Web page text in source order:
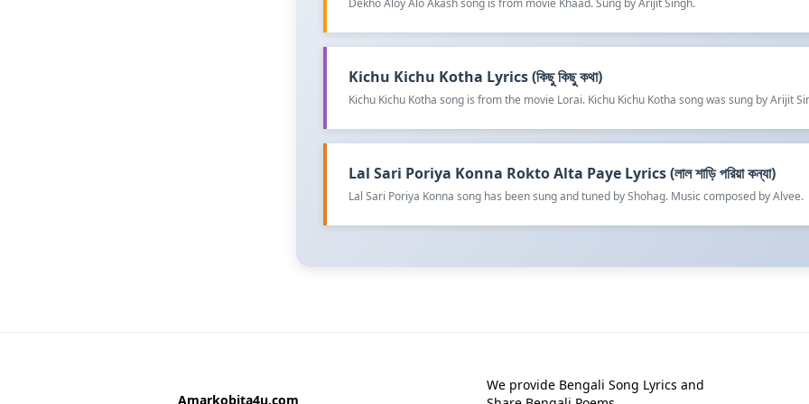
Kichu Kichu Kotha Lyrics (কিছু কিছু কথা)
Kichu Kichu Kotha song is from the movie Lorai. Kichu Kichu Kotha song was sung by Arijit
Lal Sari Poriya Konna Rokto Alta Paye Lyrics (লাল শাড়ি পরিয়া কন্যা)
Lal Sari Poriya Konna song has been sung and tuned by Shohag. Music composed by Alvee.
Amarkobita4u.com
We provide Bengali Song Lyrics and